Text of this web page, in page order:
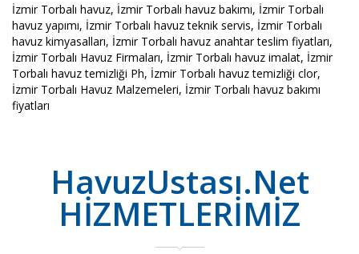
İzmir Torbalı havuz, İzmir Torbalı havuz bakımı, İzmir Torbalı
havuz yapımı, İzmir Torbalı havuz teknik servis, İzmir Torbalı
havuz kimyasalları, İzmir Torbalı havuz anahtar teslim fiyatları,
İzmir Torbalı Havuz Firmaları, İzmir Torbalı havuz imalat, İzmir
Torbalı havuz temizliği Ph, İzmir Torbalı havuz temizliği clor,
İzmir Torbalı Havuz Malzemeleri, İzmir Torbalı havuz bakımı
fiyatları
HavuzUstası.Net
HİZMETLERİMİZ